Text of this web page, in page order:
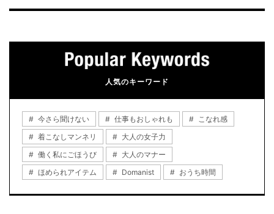
人気のキーワード
今さら聞けない 仕事もおしゃれも
こなれ感
着こなしマンネリ
大人の女子力
働く私にごほうび
大人のマナー
ほめられアイテム
Domanist おうち時間